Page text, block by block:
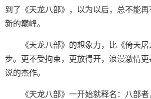
到了《天龙八部》，以为以后，总不能
新的巅峰。
《天龙八部》的想象力，比《倚天
步。更不受拘束，更放得开，浪漫激情
说的杰作。
《天龙八部》一开始就释名：八部